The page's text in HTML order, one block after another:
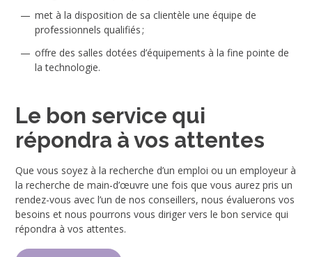
met à la disposition de sa clientèle une équipe de
professionnels qualifiés ;
offre des salles dotées d’équipements à la fine pointe de
la technologie.
Le bon service qui
répondra à vos attentes
Que vous soyez à la recherche d’un emploi ou un employeur à
la recherche de main-d’œuvre une fois que vous aurez pris un
rendez-vous avec l’un de nos conseillers, nous évaluerons vos
besoins et nous pourrons vous diriger vers le bon service qui
répondra à vos attentes.